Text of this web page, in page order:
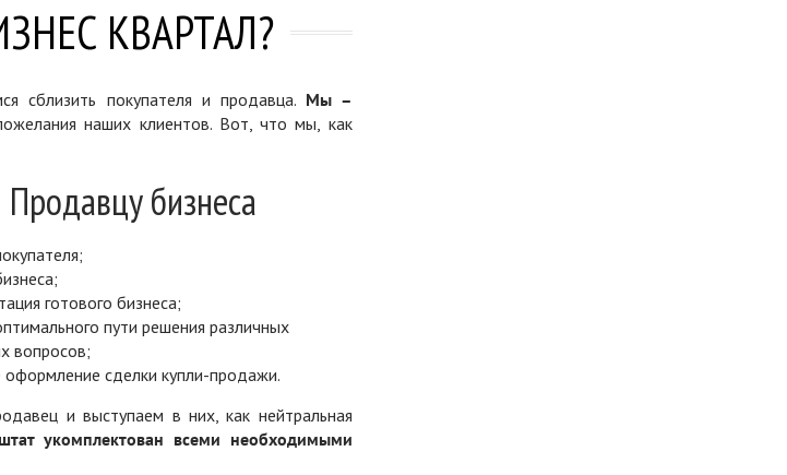
КВАРТАЛ?
сблизить покупателя и продавца. Мы –
наших клиентов. Вот, что мы, как
Продавцу бизнеса
готового бизнеса;
пути решения различных
вопросов;
оформление сделки купли-продажи.
и выступаем в них, как нейтральная
укомплектован всеми необходимыми